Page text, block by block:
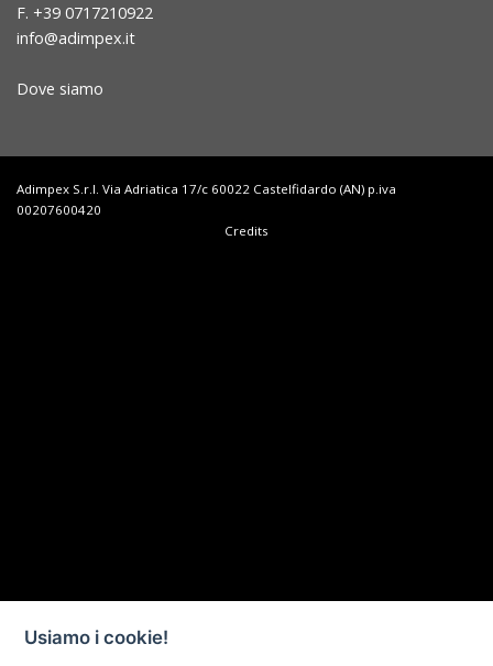
F. +39 0717210922
info@adimpex.it
Dove siamo
Adimpex S.r.l. Via Adriatica 17/c 60022 Castelfidardo (AN) p.iva
00207600420
Credits
Usiamo i cookie!